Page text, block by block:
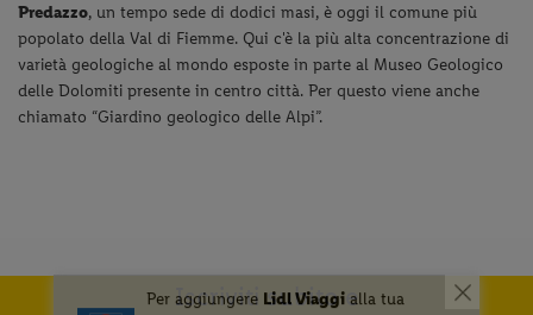
Predazzo, un tempo sede di dodici masi, è oggi il comune più
popolato della Val di Fiemme. Qui c'è la più alta concentrazione di
varietà geologiche al mondo esposte in parte al Museo Geologico
delle Dolomiti presente in centro città. Per questo viene anche
chiamato “Giardino geologico delle Alpi”.
Iscriviti subito e